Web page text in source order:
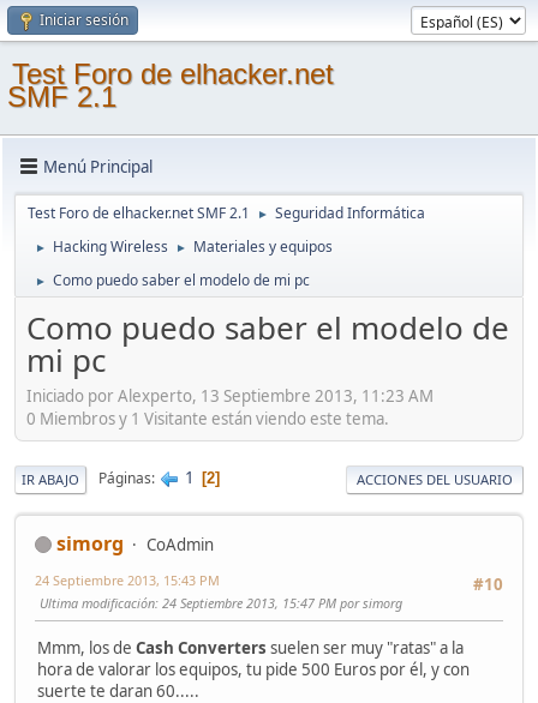
Iniciar sesión
Test Foro de elhacker.net
SMF 2.1
Menú Principal
Test Foro de elhacker.net SMF 2.1 ► Seguridad Informática
► Hacking Wireless ► Materiales y equipos
► Como puedo saber el modelo de mi pc
Como puedo saber el modelo de
mi pc
Iniciado por Alexperto, 13 Septiembre 2013, 11:23 AM
0 Miembros y 1 Visitante están viendo este tema.
IR ABAJO Páginas 1 2 ACCIONES DEL USUARIO
simorg
CoAdmin
#10
24 Septiembre 2013, 15:43 PM
Ultima modificación: 24 Septiembre 2013, 15:47 PM por simorg
Mmm, los de Cash Converters suelen ser muy "ratas" a la
hora de valorar los equipos, tu pide 500 Euros por él, y con
suerte te daran 60.....